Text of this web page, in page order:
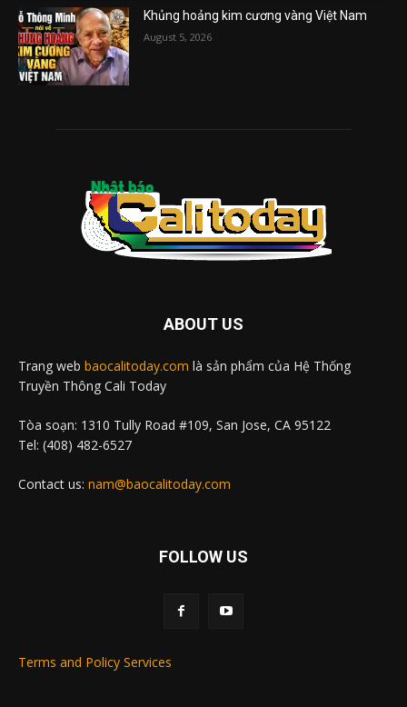
Khủng hoảng kim cương vàng Việt Nam
August 5, 2026
ABOUT US
Trang web baocalitoday.com là sản phẩm của Hệ Thống
Truyền Thông Cali Today
Tòa soạn: 1310 Tully Road #109, San Jose, CA 95122
Tel: (408) 482-6527
Contact us: nam@baocalitoday.com
FOLLOW US
Terms and Policy Services